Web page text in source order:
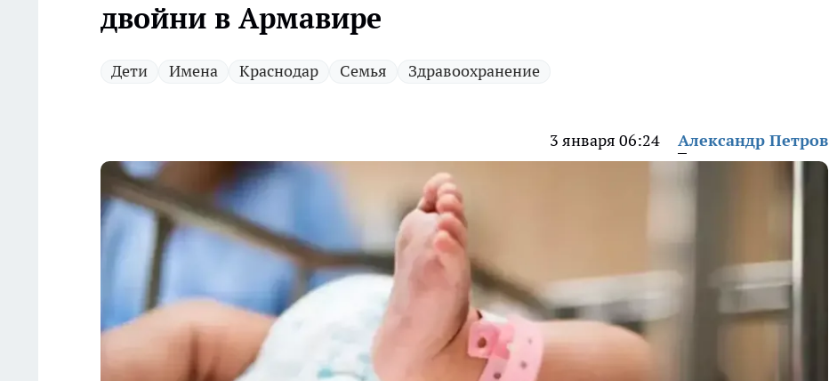
двойни в Армавире
Дети Имена Краснодар Семья Здравоохранение
3 января 06:24 Александр Петров